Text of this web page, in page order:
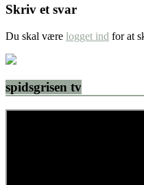
Skriv et svar
Du skal være logget ind for at
spidsgrisen tv